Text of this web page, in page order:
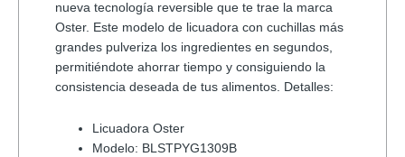
nueva tecnología reversible que te trae la marca
Oster. Este modelo de licuadora con cuchillas más
grandes pulveriza los ingredientes en segundos,
permitiéndote ahorrar tiempo y consiguiendo la
consistencia deseada de tus alimentos. Detalles:
Licuadora Oster
Modelo: BLSTPYG1309B